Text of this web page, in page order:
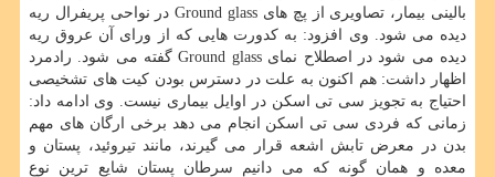
بالینی بیمار، تصاویری از پچ های Ground glass در نواحی پریفرال ریه
دیده می شود. وی افزود: به کدورت هایی که از ورای آن عروق ریه
دیده می شود در اصطلاح نمای Ground glass گفته می شود. رادمرد
اظهار داشت: هم اکنون به علت در دسترس بودن کیت های تشخیصی
احتیاج به تجویز سی تی اسکن در اوایل بیماری نیست. وی ادامه داد:
زمانی که فردی سی تی اسکن انجام می دهد برخی ارگان های مهم
بدن در معرض تابش اشعه قرار می گیرند، مانند تیروئید، پستان و
معده و همان گونه که می دانیم سرطان پستان شایع ترین نوع